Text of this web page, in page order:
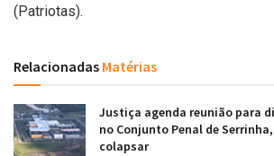
(Patriotas).
Relacionadas Matérias
Justiça agenda reunião para
no Conjunto Penal de
colapsar